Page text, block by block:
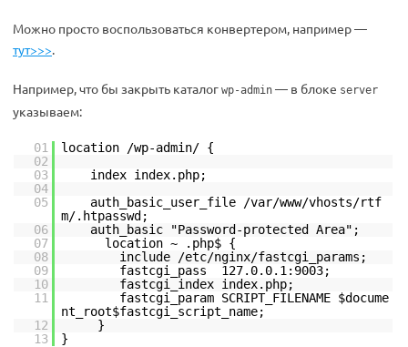
Можно просто воспользоваться конвертером, например —
тут>>>.
Например, что бы закрыть каталог wp-admin — в блоке server
указываем:
01
location /wp-admin/ {
02
03
index index.php;
04
05
auth_basic_user_file /var/www/vhosts/rtf
m/.htpasswd;
06
auth_basic "Password-protected Area";
07
location ~ .php$ {
08
include /etc/nginx/fastcgi_params;
09
fastcgi_pass 127.0.0.1:9003;
10
fastcgi_index index.php;
11
fastcgi_param SCRIPT_FILENAME $docume
nt_root$fastcgi_script_name;
12
}
13
}